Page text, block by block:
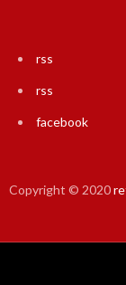
rss
rss
facebook
Copyright © 2020